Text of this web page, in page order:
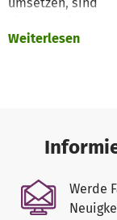
Es kann
einem Tag in
bauen selbst
ab und
Die interaktiven
Weiterlesen
Werde